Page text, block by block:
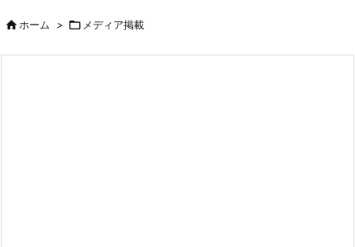
ホーム >  メディア掲載